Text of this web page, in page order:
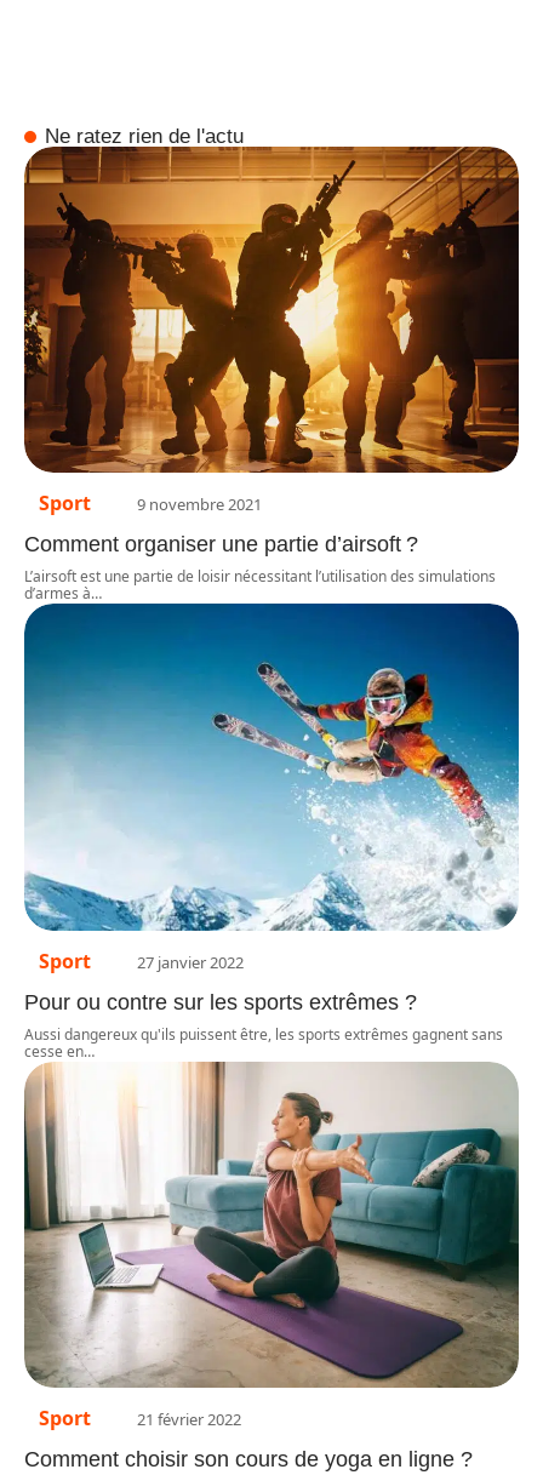
Ne ratez rien de l'actu
Sport 9 novembre 2021
Comment organiser une partie d’airsoft ?
L’airsoft est une partie de loisir nécessitant l’utilisation des simulations
d’armes à…
Sport 27 janvier 2022
Pour ou contre sur les sports extrêmes ?
Aussi dangereux qu'ils puissent être, les sports extrêmes gagnent sans
cesse en…
Sport 21 février 2022
Comment choisir son cours de yoga en ligne ?